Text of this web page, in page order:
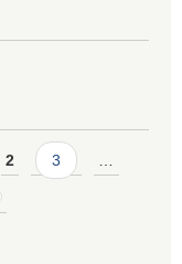
2 3 …